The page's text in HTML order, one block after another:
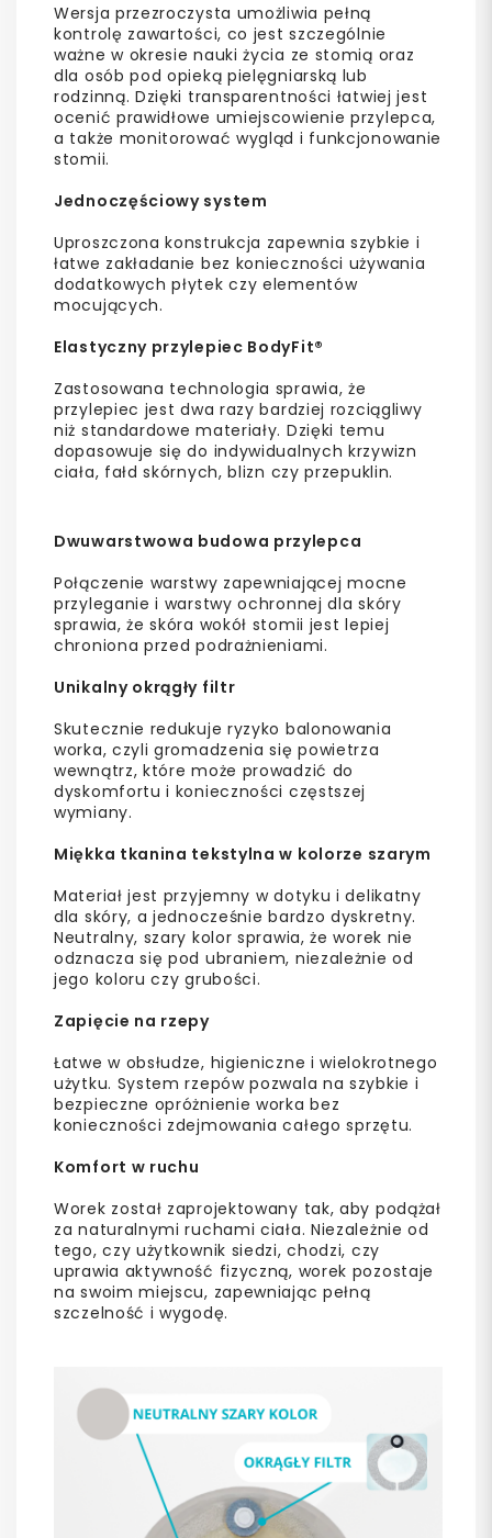
Wersja przezroczysta umożliwia pełną
kontrolę zawartości, co jest szczególnie
ważne w okresie nauki życia ze stomią oraz
dla osób pod opieką pielęgniarską lub
rodzinną. Dzięki transparentności łatwiej jest
ocenić prawidłowe umiejscowienie przylepca,
a także monitorować wygląd i funkcjonowanie
stomii.
Jednoczęściowy system
Uproszczona konstrukcja zapewnia szybkie i
łatwe zakładanie bez konieczności używania
dodatkowych płytek czy elementów
mocujących.
Elastyczny przylepiec BodyFit®
Zastosowana technologia sprawia, że
przylepiec jest dwa razy bardziej rozciągliwy
niż standardowe materiały. Dzięki temu
dopasowuje się do indywidualnych krzywizn
ciała, fałd skórnych, blizn czy przepuklin.
Dwuwarstwowa budowa przylepca
Połączenie warstwy zapewniającej mocne
przyleganie i warstwy ochronnej dla skóry
sprawia, że skóra wokół stomii jest lepiej
chroniona przed podrażnieniami.
Unikalny okrągły filtr
Skutecznie redukuje ryzyko balonowania
worka, czyli gromadzenia się powietrza
wewnątrz, które może prowadzić do
dyskomfortu i konieczności częstszej
wymiany.
Miękka tkanina tekstylna w kolorze szarym
Materiał jest przyjemny w dotyku i delikatny
dla skóry, a jednocześnie bardzo dyskretny.
Neutralny, szary kolor sprawia, że worek nie
odznacza się pod ubraniem, niezależnie od
jego koloru czy grubości.
Zapięcie na rzepy
Łatwe w obsłudze, higieniczne i wielokrotnego
użytku. System rzepów pozwala na szybkie i
bezpieczne opróżnienie worka bez
konieczności zdejmowania całego sprzętu.
Komfort w ruchu
Worek został zaprojektowany tak, aby podążał
za naturalnymi ruchami ciała. Niezależnie od
tego, czy użytkownik siedzi, chodzi, czy
uprawia aktywność fizyczną, worek pozostaje
na swoim miejscu, zapewniając pełną
szczelność i wygodę.